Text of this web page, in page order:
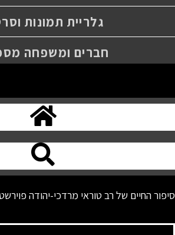
גלריית תמונות
חברים ומשפחה
סיפור החיים של רב טוראי מרדכי-יהודה